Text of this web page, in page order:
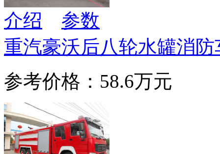
介绍
参数
重汽豪沃后八轮水罐消防
参考价格：58.6万元